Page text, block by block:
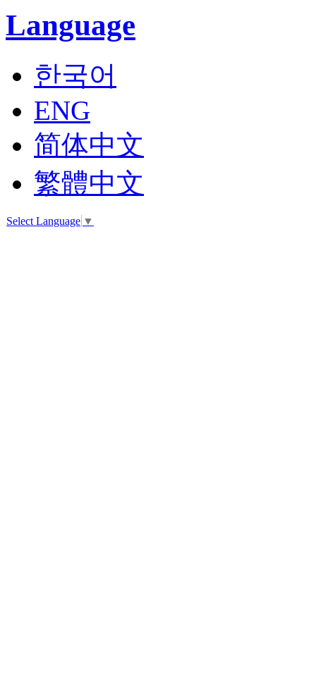
Language
한국어
ENG
简体中文
繁體中文
Select Language ▼